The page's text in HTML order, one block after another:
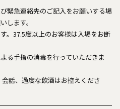
緊急連絡先のご記入をお願いする場
します。
。37.5度以上のお客様は入場をお断
る手指の消毒を行っていただきま
話、過度な飲酒はお控えくださ